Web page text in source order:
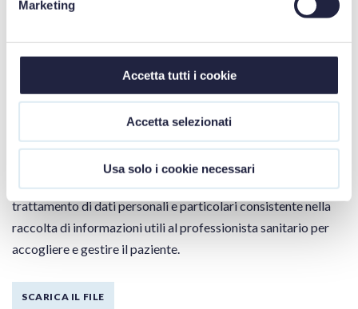
Marketing
Accetta tutti i cookie
Accetta selezionati
Usa solo i cookie necessari
Informativa pazienti - valida per le
strutture sanitarie private e i
professionisti sanitari
Abbiamo implementato una bozza di informativa da
consegnare al paziente unitamente al questionario di cui al
trattamento di dati personali e particolari consistente nella
raccolta di informazioni utili al professionista sanitario per
accogliere e gestire il paziente.
SCARICA IL FILE